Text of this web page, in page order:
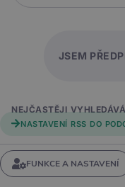
JSEM
NEJČASTĚJI
NASTAVENÍ RSS DO
FUNKCE A NASTAVENÍ